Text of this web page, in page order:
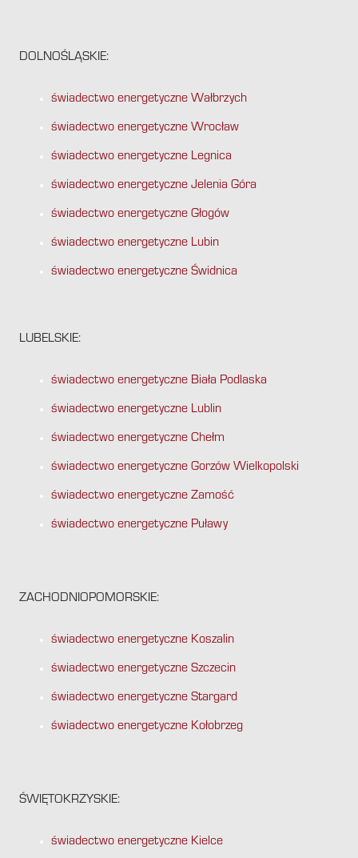
DOLNOŚLĄSKIE:
świadectwo energetyczne Wałbrzych
świadectwo energetyczne Wrocław
świadectwo energetyczne Legnica
świadectwo energetyczne Jelenia Góra
świadectwo energetyczne Głogów
świadectwo energetyczne Lubin
świadectwo energetyczne Świdnica
LUBELSKIE:
świadectwo energetyczne Biała Podlaska
świadectwo energetyczne Lublin
świadectwo energetyczne Chełm
świadectwo energetyczne Gorzów Wielkopolski
świadectwo energetyczne Zamość
świadectwo energetyczne Puławy
ZACHODNIOPOMORSKIE:
świadectwo energetyczne Koszalin
świadectwo energetyczne Szczecin
świadectwo energetyczne Stargard
świadectwo energetyczne Kołobrzeg
ŚWIĘTOKRZYSKIE:
świadectwo energetyczne Kielce